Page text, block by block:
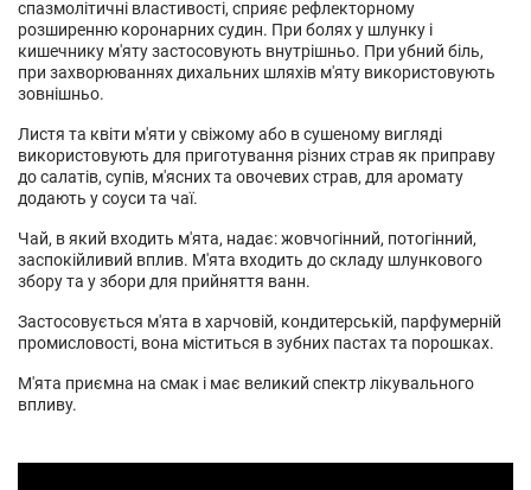
спазмолітичні властивості, сприяє рефлекторному
розширенню коронарних судин. При болях у шлунку і
кишечнику м'яту застосовують внутрішньо. При убний біль,
при захворюваннях дихальних шляхів м'яту використовують
зовнішньо.
Листя та квіти м'яти у свіжому або в сушеному вигляді
використовують для приготування різних страв як приправу
до салатів, супів, м'ясних та овочевих страв, для аромату
додають у соуси та чаї.
Чай, в який входить м'ята, надає: жовчогінний, потогінний,
заспокійливий вплив. М'ята входить до складу шлункового
збору та у збори для прийняття ванн.
Застосовується м'ята в харчовій, кондитерській, парфумерній
промисловості, вона міститься в зубних пастах та порошках.
М'ята приємна на смак і має великий спектр лікувального
впливу.